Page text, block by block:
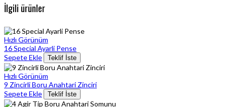
İlgili ürünler
Hızlı Görünüm
16 Special Ayarli Pense
Sepete Ekle
Teklif İste
Hızlı Görünüm
9 Zincirli Boru Anahtari Zinciri
Sepete Ekle
Teklif İste